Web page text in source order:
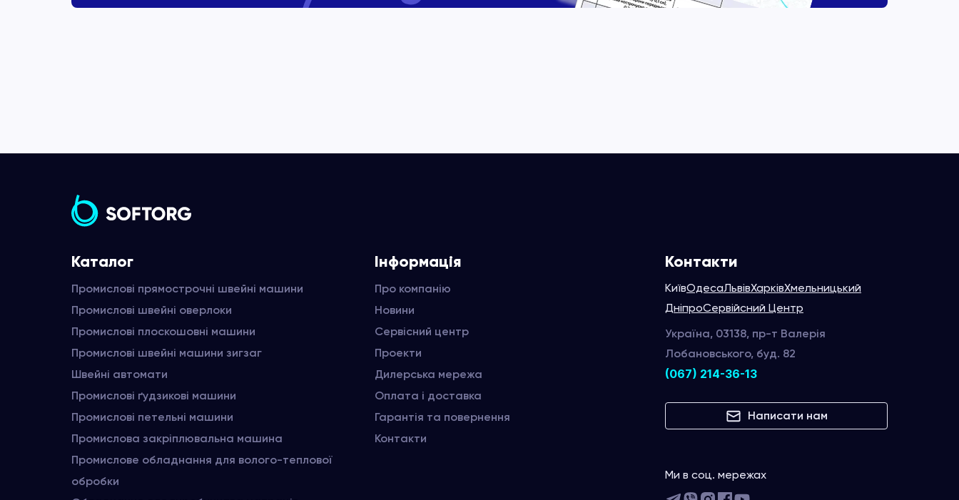
Каталог
Промислові прямострочні швейні машини
Промислові швейні оверлоки
Промислові плоскошовні машини
Промислові швейні машини зигзаг
Швейні автомати
Промислові ґудзикові машини
Промислові петельні машини
Промислова закріплювальна машина
Промислове обладнання для волого-теплової
обробки
Інформація
Про компанію
Новини
Сервісний центр
Проекти
Дилерська мережа
Оплата і доставка
Гарантія та повернення
Контакти
Контакти
КиївОдесаЛьвівХарківХмельницький
ДніпроСервійсний Центр
Україна, 03138, пр-т Валерія
Лобановського, буд. 82
(067) 214-36-13
Написати нам
Ми в соц. мережах